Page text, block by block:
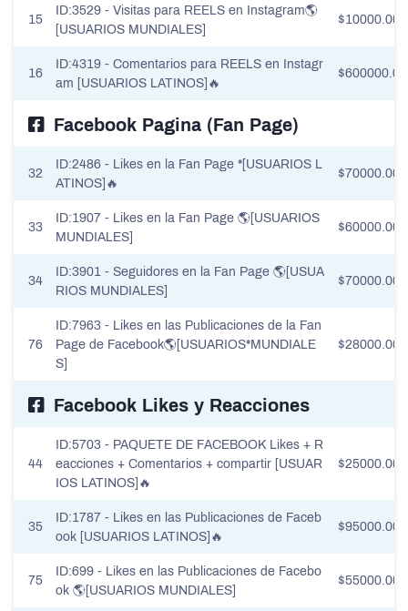
15
ID:3529 - Visitas para REELS en Instagram🌎
[USUARIOS MUNDIALES]
$10000.00
16
ID:4319 - Comentarios para REELS en Instagr
am [USUARIOS LATINOS]🔥
$600000.00
Facebook Pagina (Fan Page)
32
ID:2486 - Likes en la Fan Page *[USUARIOS L
ATINOS]🔥
$70000.00
33
ID:1907 - Likes en la Fan Page 🌎[USUARIOS
MUNDIALES]
$60000.00
34
ID:3901 - Seguidores en la Fan Page 🌎[USUA
RIOS MUNDIALES]
$70000.00
76
ID:7963 - Likes en las Publicaciones de la Fan
Page de Facebook🌎[USUARIOS*MUNDIALE
S]
$28000.00
Facebook Likes y Reacciones
44
ID:5703 - PAQUETE DE FACEBOOK Likes + R
eacciones + Comentarios + compartir [USUAR
IOS LATINOS]🔥
$25000.00
35
ID:1787 - Likes en las Publicaciones de Faceb
ook [USUARIOS LATINOS]🔥
$95000.00
75
ID:699 - Likes en las Publicaciones de Facebo
ok 🌎[USUARIOS MUNDIALES]
$55000.00